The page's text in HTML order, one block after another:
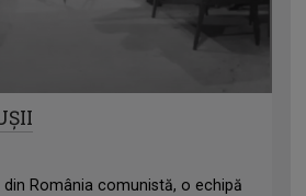
din România comunistă, o echipă